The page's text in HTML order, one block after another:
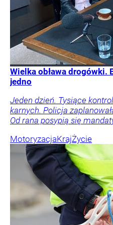
Wielka obława drogówki.
jedno
Jeden dzień. Tysiące
karnych. Policja
Od rana posypią się
MotoryzacjaKrajŻycie